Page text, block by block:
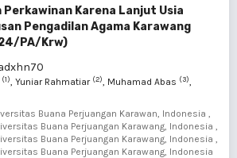
Perkawinan Karena Lanjut Usia
Pengadilan Agama Karawang
PA/Krw)
(1), Yuniar Rahmatiar (2), Muhamad Abas (3),
Buana Perjuangan Karawan, Indonesia ,
Buana Perjuangan Karawang, Indonesia ,
Buana Perjuangan Karawang, Indonesia ,
Buana Perjuangan Karawang, Indonesia